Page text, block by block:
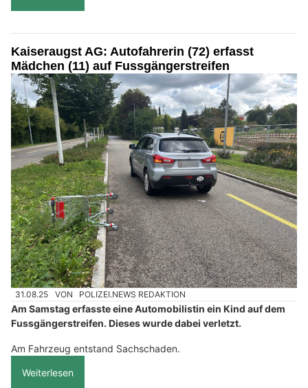
Kaiseraugst AG: Autofahrerin (72) erfasst
Mädchen (11) auf Fussgängerstreifen
31.08.25 VON POLIZEI.NEWS REDAKTION
Am Samstag erfasste eine Automobilistin ein Kind auf dem
Fussgängerstreifen. Dieses wurde dabei verletzt.
Am Fahrzeug entstand Sachschaden.
Weiterlesen